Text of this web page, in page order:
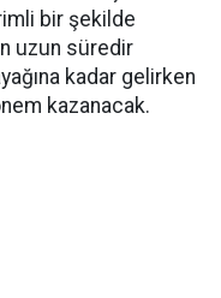
bir şekilde
uzun süredir
kadar gelirken
kazanacak.